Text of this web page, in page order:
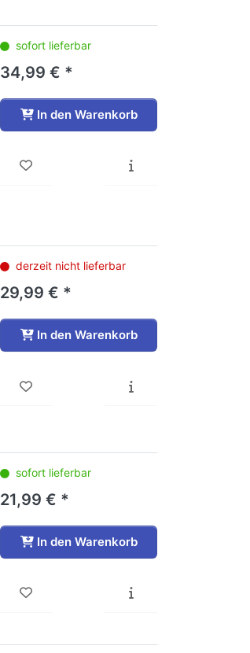
sofort lieferbar
34,99 € *
In den Warenkorb
derzeit nicht lieferbar
29,99 € *
In den Warenkorb
sofort lieferbar
21,99 € *
In den Warenkorb